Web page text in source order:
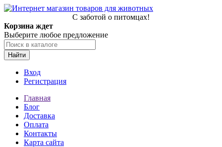
С заботой о питомцах!
Корзина ждет
Выберите любое предложение
Найти
Вход
Регистрация
Главная
Блог
Доставка
Оплата
Контакты
Карта сайта